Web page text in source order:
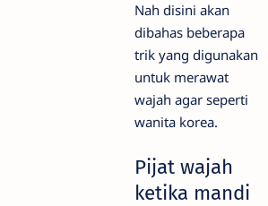
Nah disini akan
dibahas beberapa
trik yang digunakan
untuk merawat
wajah agar seperti
wanita korea.
Pijat wajah
ketika mandi